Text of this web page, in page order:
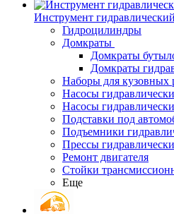
Инструмент гидравлический
Гидроцилиндры
Домкраты
Домкраты
Домкраты
Наборы для кузовных
Насосы
Насосы
Подставки под
Подъемники
Прессы
Ремонт двигателя
Стойки
Еще